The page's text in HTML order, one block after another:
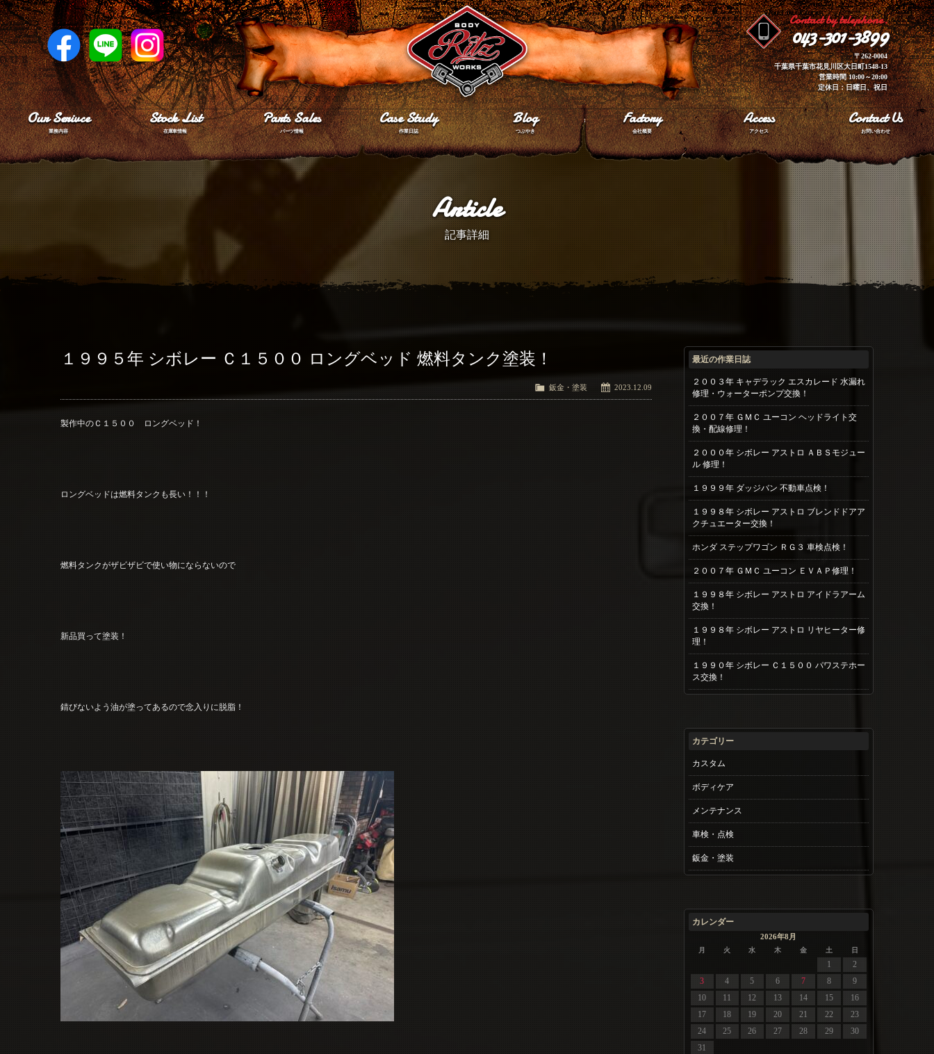
Contact by telephone.
043-301-3899
〒262-0004
千葉県千葉市花見川区大日町1548-13
営業時間 10:00～20:00
定休日：日曜日、祝日
Our Serivce
業務内容
Stock List
在庫車情報
Parts Sales
パーツ情報
Case Study
作業日誌
Blog
つぶやき
Factory
会社概要
Access
アクセス
Contact Us
お問い合わせ
Article
記事詳細
１９９５年 シボレー Ｃ１５００ ロングベッド 燃料タンク塗装！
2023.12.09
鈑金・塗装
製作中のＣ１５００ ロングベッド！
ロングベッドは燃料タンクも長い！！！
燃料タンクがザビザビで使い物にならないので
新品買って塗装！
錆びないよう油が塗ってあるので念入りに脱脂！
最近の作業日誌
２００３年 キャデラック エスカレード 水漏れ
修理・ウォーターポンプ交換！
２００７年 ＧＭＣ ユーコン ヘッドライト交
換・配線修理！
２０００年 シボレー アストロ ＡＢＳモジュー
ル 修理！
１９９９年 ダッジバン 不動車点検！
１９９８年 シボレー アストロ ブレンドドアア
クチュエーター交換！
ホンダ ステップワゴン ＲＧ３ 車検点検！
２００７年 ＧＭＣ ユーコン ＥＶＡＰ修理！
１９９８年 シボレー アストロ アイドラアーム
交換！
１９９８年 シボレー アストロ リヤヒーター修
理！
１９９０年 シボレー Ｃ１５００ パワステホー
ス交換！
カテゴリー
カスタム
ボディケア
メンテナンス
車検・点検
鈑金・塗装
カレンダー
2026年8月
月 火 水 木 金 土 日
1
2
3
4 5 6 7 8
9
10
11 12 13 14 15
16
17
18 19 20 21 22
23
24
25 26 27 28 29
30
31